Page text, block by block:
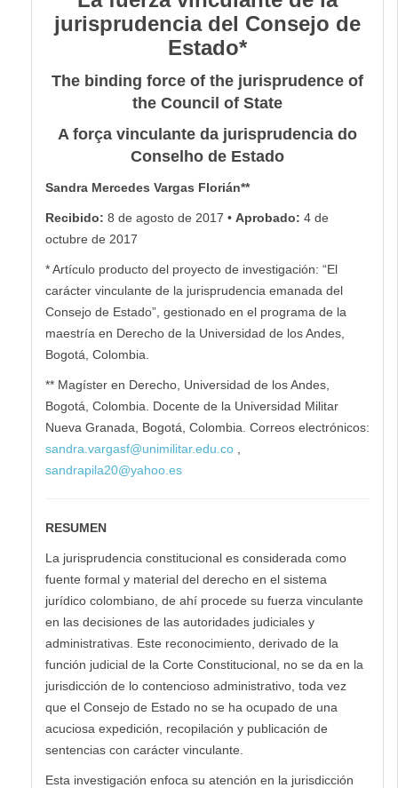
jurisprudencia del Consejo de
Estado*
The binding force of the jurisprudence of
the Council of State
A força vinculante da jurisprudencia do
Conselho de Estado
Sandra Mercedes Vargas Florián**
Recibido: 8 de agosto de 2017 • Aprobado: 4 de
octubre de 2017
* Artículo producto del proyecto de investigación: “El
carácter vinculante de la jurisprudencia emanada del
Consejo de Estado”, gestionado en el programa de la
maestría en Derecho de la Universidad de los Andes,
Bogotá, Colombia.
** Magíster en Derecho, Universidad de los Andes,
Bogotá, Colombia. Docente de la Universidad Militar
Nueva Granada, Bogotá, Colombia. Correos electrónicos:
sandra.vargasf@unimilitar.edu.co
sandrapila20@yahoo.es
RESUMEN
La jurisprudencia constitucional es considerada como
fuente formal y material del derecho en el sistema
jurídico colombiano, de ahí procede su fuerza vinculante
en las decisiones de las autoridades judiciales y
administrativas. Este reconocimiento, derivado de la
función judicial de la Corte Constitucional, no se da en la
jurisdicción de lo contencioso administrativo, toda vez
que el Consejo de Estado no se ha ocupado de una
acuciosa expedición, recopilación y publicación de
sentencias con carácter vinculante.
Esta investigación enfoca su atención en la jurisdicción